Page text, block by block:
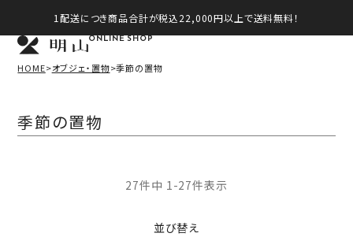
1配送につき商品合計が税込22,000円以上で送料無料！
ONLINE SHOP
HOME オブジェ・置物 季節の置物
季節の置物
並び替え
27件中 1 -27件表示